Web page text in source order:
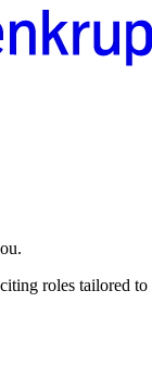
roles tailored